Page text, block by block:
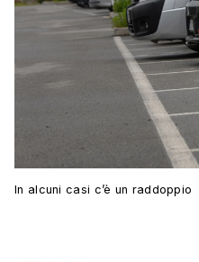
In alcuni casi c’è un raddoppio